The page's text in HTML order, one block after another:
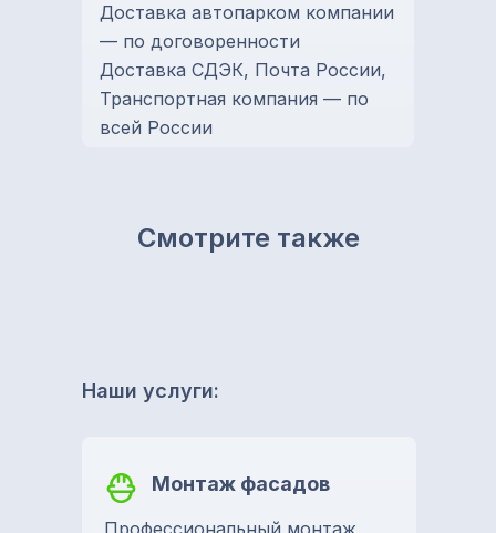
Доставка автопарком компании
— по договоренности
Доставка СДЭК, Почта России,
Транспортная компания — по
всей России
Смотрите также
Монтаж фасадов
Наши услуги: